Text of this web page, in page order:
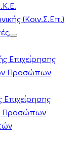
(Κοιν.Σ.Επ.)
Επιχείρησης
Προσώπων
Προσώπων